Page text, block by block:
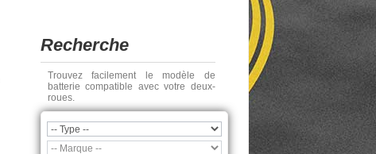
Recherche
Trouvez facilement le modèle de
batterie compatible avec votre deux-
roues.